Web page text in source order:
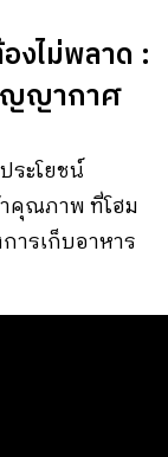
งไม่พลาด :
ญญากาศ
ระโยชน์
คุณภาพ ที่โฮม
ารเก็บอาหาร